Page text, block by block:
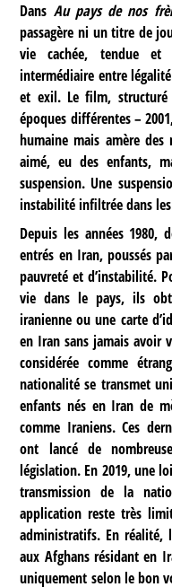
Dans Au pays de nos
passagère ni un titre de
vie cachée, tendue et
intermédiaire entre
et exil. Le film,
époques différentes –
humaine mais amère
aimé, eu des enfants,
suspension. Une
instabilité infiltrée dans
Depuis les années 1980,
entrés en Iran, poussés
pauvreté et d’instabilité.
vie dans le pays, ils
iranienne ou une carte
en Iran sans jamais avoir
considérée comme
nationalité se transmet
enfants nés en Iran de
comme Iraniens. Ces
ont lancé de
législation. En 2019, une
transmission de la
application reste très
administratifs. En réalité,
aux Afghans résidant en
uniquement selon le bon